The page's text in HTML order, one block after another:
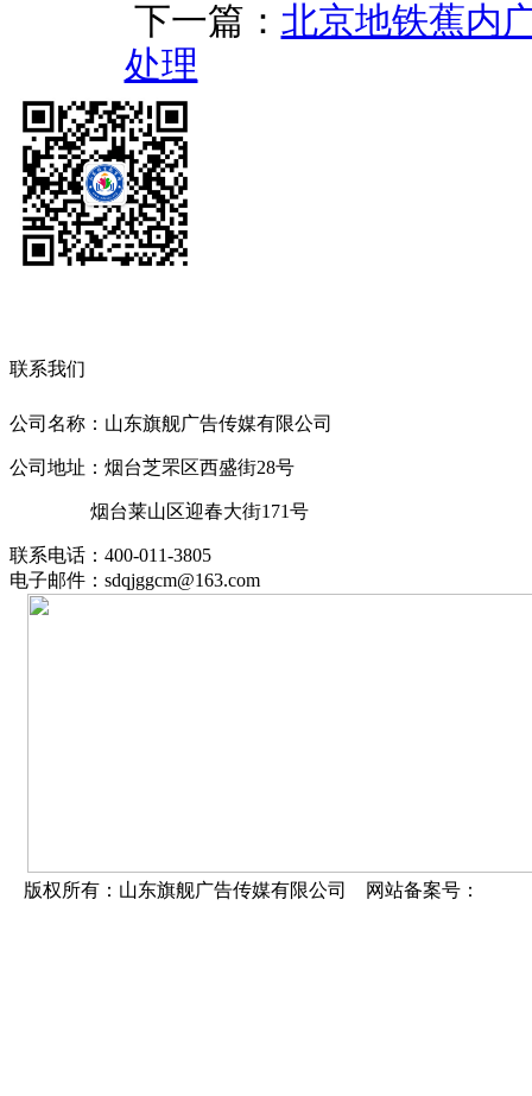
下一篇： 北京地铁蕉内
处理
联系我们
公司名称：山东旗舰广告传媒有限公司
公司地址：烟台芝罘区西盛街28号
烟台莱山区迎春大街171号
联系电话：400-011-3805
电子邮件：sdqjggcm@163.com
版权所有：山东旗舰广告传媒有限公司 网站备案号：